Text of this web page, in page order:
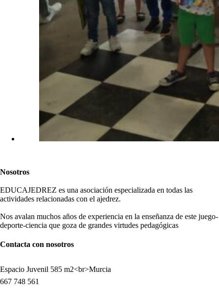
Nosotros
EDUCAJEDREZ es una asociación especializada en todas las
actividades relacionadas con el ajedrez.
Nos avalan muchos años de experiencia en la enseñanza de este juego-
deporte-ciencia que goza de grandes virtudes pedagógicas
Contacta con nosotros
Espacio Juvenil 585 m2<br>Murcia
667 748 561